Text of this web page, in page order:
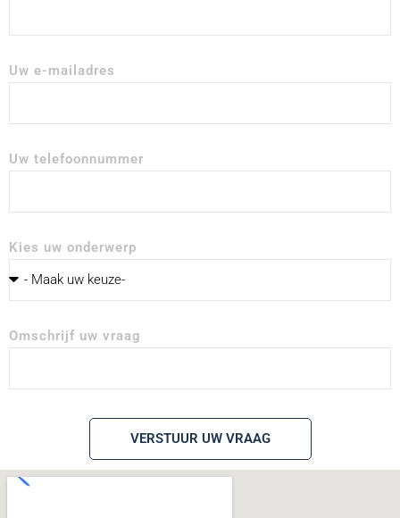
Uw e-mailadres
Uw telefoonnummer
Kies uw onderwerp
Omschrijf uw vraag
VERSTUUR UW VRAAG